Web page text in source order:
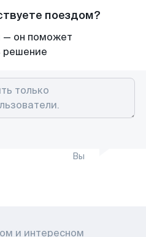
поездом?
— он поможет
решение
Вы
и интересном